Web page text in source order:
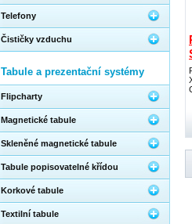
Telefony
Čističky vzduchu
Tabule a prezentační systémy
Flipcharty
Magnetické tabule
Skleněné magnetické tabule
Tabule popisovatelné křídou
Korkové tabule
Textilní tabule